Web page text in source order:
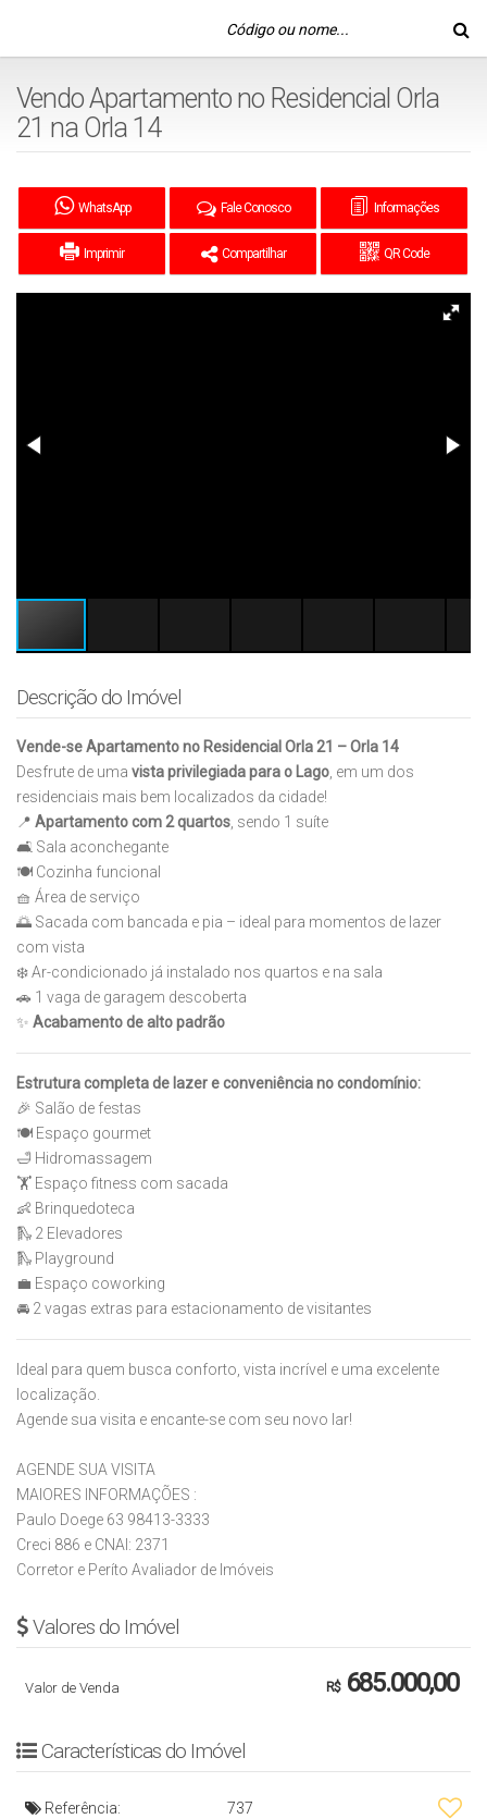
Vendo Apartamento no Residencial Orla
21 na Orla 14
WhatsApp Fale Conosco Informações
Imprimir Compartilhar QR Code
Descrição do Imóvel
Vende-se Apartamento no Residencial Orla 21 – Orla 14
Desfrute de uma vista privilegiada para o Lago, em um dos
residenciais mais bem localizados da cidade!
📍 Apartamento com 2 quartos, sendo 1 suíte
🛋️ Sala aconchegante
🍽️ Cozinha funcional
🧺 Área de serviço
🌅 Sacada com bancada e pia – ideal para momentos de lazer
com vista
❄️ Ar-condicionado já instalado nos quartos e na sala
🚗 1 vaga de garagem descoberta
✨ Acabamento de alto padrão
Estrutura completa de lazer e conveniência no condomínio:
🎉 Salão de festas
🍽️ Espaço gourmet
🛁 Hidromassagem
🏋️ Espaço fitness com sacada
👶 Brinquedoteca
🛝 2 Elevadores
🛝 Playground
💼 Espaço coworking
🚘 2 vagas extras para estacionamento de visitantes
Ideal para quem busca conforto, vista incrível e uma excelente
localização.
Agende sua visita e encante-se com seu novo lar!
AGENDE SUA VISITA
MAIORES INFORMAÇÕES :
Paulo Doege 63 98413-3333
Creci 886 e CNAI: 2371
Corretor e Períto Avaliador de Imóveis
Valores do Imóvel
R$685.000,00
Valor de Venda
Características do Imóvel
Referência: 737